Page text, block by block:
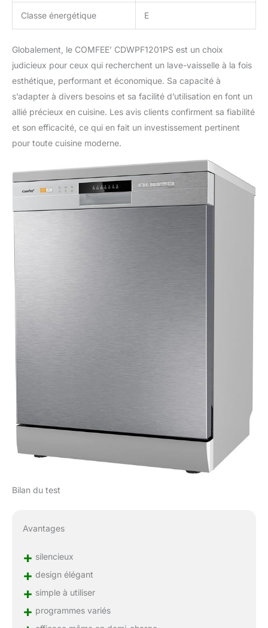
Classe énergétique E
Globalement, le COMFEE’ CDWPF1201PS est un choix
judicieux pour ceux qui recherchent un lave-vaisselle à la fois
esthétique, performant et économique. Sa capacité à
s’adapter à divers besoins et sa facilité d’utilisation en font un
allié précieux en cuisine. Les avis clients confirment sa fiabilité
et son efficacité, ce qui en fait un investissement pertinent
pour toute cuisine moderne.
Bilan du test
Avantages
+ silencieux
+ design élégant
+ simple à utiliser
+ programmes variés